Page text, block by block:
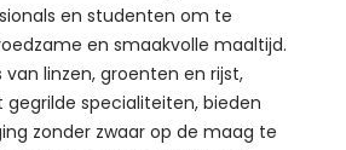
en studenten om te
en smaakvolle maaltijd.
linzen, groenten en rijst,
specialiteiten, bieden
zonder zwaar op de maag te